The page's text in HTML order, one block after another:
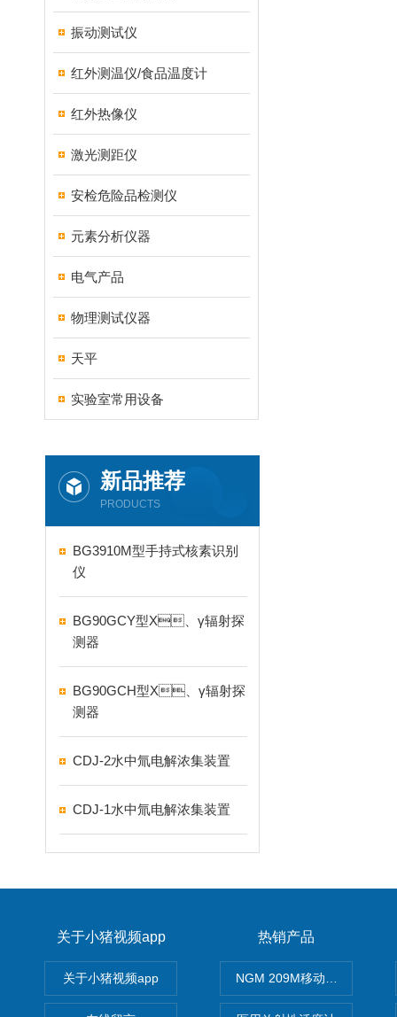
振动测试仪
红外测温仪/食品温度计
红外热像仪
激光测距仪
安检危险品检测仪
元素分析仪器
电气产品
物理测试仪器
天平
实验室常用设备
新品推荐
PRODUCTS
BG3910M型手持式核素识别
仪
BG90GCY型X、γ辐射探
测器
BG90GCH型X、γ辐射探
测器
CDJ-2水中氚电解浓集装置
CDJ-1水中氚电解浓集装置
关于小猪视频app
关于小猪视频app
热销产品
NGM 209M移动式惰性气体